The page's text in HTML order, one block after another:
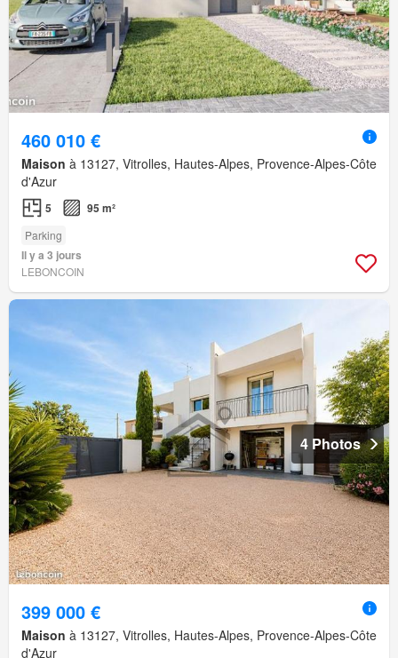
460 010 €
Maison à 13127, Vitrolles, Hautes-Alpes, Provence-Alpes-Côte
d'Azur
5 95 m²
Parking
Il y a 3 jours
LEBONCOIN
4 Photos
399 000 €
Maison à 13127, Vitrolles, Hautes-Alpes, Provence-Alpes-Côte
d'Azur